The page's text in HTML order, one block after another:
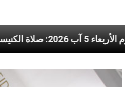
عناوين نشرة يوم الأربعاء 5 آب 2026: صلاة الكنيسة